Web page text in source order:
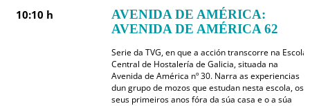
10:10 h
AVENIDA DE AMÉRICA:
AVENIDA DE AMÉRICA 62
Serie da TVG, en que a acción transcorre na Escola
Central de Hostalería de Galicia, situada na
Avenida de América nº 30. Narra as experiencias
dun grupo de mozos que estudan nesta escola, os
seus primeiros anos fóra da súa casa e o a súa